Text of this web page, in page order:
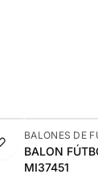
-11%
BALONES DE
BALON
MI37451